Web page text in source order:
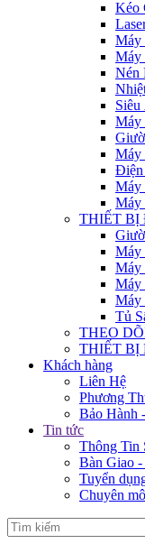
Kéo
Máy
Máy
Nén
Máy
Máy
Điện
Máy
Máy
THIẾT BỊ
Máy
Máy
Máy
Máy
Tủ
THEO
THIẾT BỊ
Khách hàng
Liên Hệ
Phương
Bảo Hành
Tin tức
Thông Tin
Bàn Giao
Tuyển
Chuyên